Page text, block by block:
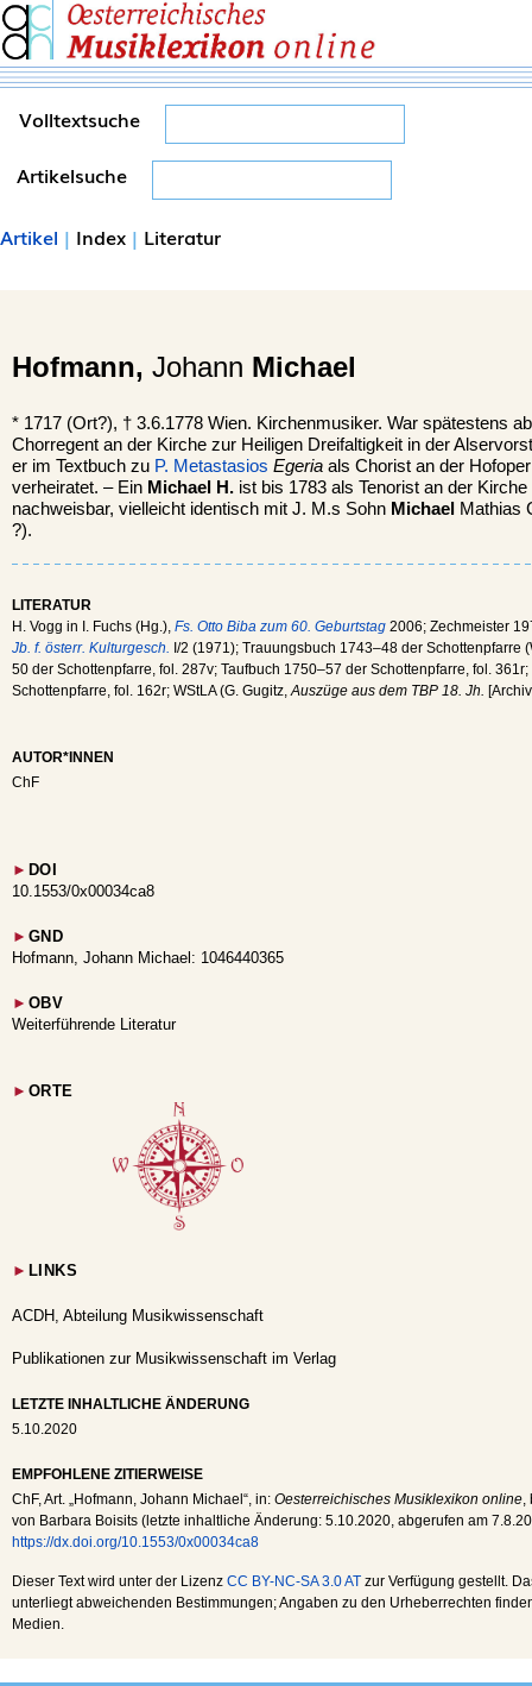
Volltextsuche
Artikelsuche
Artikel | Index | Literatur
Hofmann, Johann Michael
* 1717 (Ort?), † 3.6.1778 Wien. Kirchenmusiker. War spätestens
Chorregent an der Kirche zur Heiligen Dreifaltigkeit in der
er im Textbuch zu P. Metastasios Egeria als Chorist an der
verheiratet. – Ein Michael H. ist bis 1783 als Tenorist an der
nachweisbar, vielleicht identisch mit J. M.s Sohn Michael
Mathias
?).
LITERATUR
H. Vogg in I. Fuchs (Hg.), Fs. Otto Biba zum 60. Geburtstag 2006; Zechmeister
Jb. f. österr. Kulturgesch. I/2 (1971); Trauungsbuch 1743–48 der Schottenpfarre
50 der Schottenpfarre, fol. 287v; Taufbuch 1750–57 der Schottenpfarre, fol.
Schottenpfarre, fol. 162r; WStLA (G. Gugitz,Auszüge aus dem TBP 18. Jh.
AUTOR*INNEN
ChF
► DOI
10.1553/0x00034ca8
► GND
Hofmann, Johann Michael: 1046440365
► OBV
Weiterführende Literatur
► ORTE
► LINKS
ACDH, Abteilung Musikwissenschaft
Publikationen zur Musikwissenschaft im Verlag
LETZTE INHALTLICHE ÄNDERUNG
5.10.2020
EMPFOHLENE ZITIERWEISE
ChF, Art. „Hofmann, Johann Michael“, in: Oesterreichisches Musiklexikon online
von Barbara Boisits (letzte inhaltliche Änderung: 5.10.2020 , abgerufen am
https://dx.doi.org/10.1553/0x00034ca8
Dieser Text wird unter der Lizenz CC BY-NC-SA 3.0 AT zur Verfügung gestellt.
unterliegt abweichenden Bestimmungen; Angaben zu den Urheberrechten
Medien.